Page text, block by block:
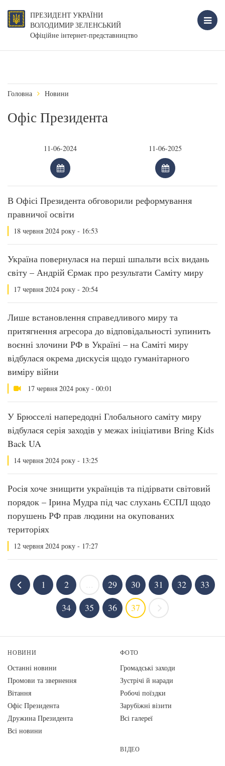
ПРЕЗИДЕНТ УКРАЇНИ
ВОЛОДИМИР ЗЕЛЕНСЬКИЙ
Офіційне інтернет-представництво
Головна Новини
Офіс Президента
В Офісі Президента обговорили реформування
правничої освіти
18 червня 2024 року - 16:53
Україна повернулася на перші шпальти всіх видань
світу – Андрій Єрмак про результати Саміту миру
17 червня 2024 року - 20:54
Лише встановлення справедливого миру та
притягнення агресора до відповідальності зупинить
воєнні злочини РФ в Україні – на Саміті миру
відбулася окрема дискусія щодо гуманітарного
виміру війни
17 червня 2024 року - 00:01
У Брюсселі напередодні Глобального саміту миру
відбулася серія заходів у межах ініціативи Bring Kids
Back UA
14 червня 2024 року - 13:25
Росія хоче знищити українців та підірвати світовий
порядок – Ірина Мудра під час слухань ЄСПЛ щодо
порушень РФ прав людини на окупованих
територіях
12 червня 2024 року - 17:27
1 2 29 30 31 32
33
34
35 36 37
НОВИНИ
Останні новини
Промови та звернення
Вiтання
Офіс Президента
Дружина Президента
Всі новини
ФОТО
Громадські заходи
Зустрічі й наради
Робочі поїздки
Зарубіжні візити
Всі галереї
ВІДЕО